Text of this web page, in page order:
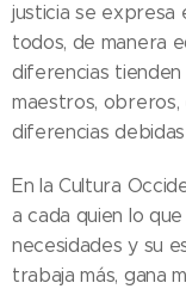
justicia se expresa
todos, de manera
diferencias tienden
maestros, obreros,
diferencias
En la Cultura
a cada quien lo
necesidades y su
trabaja más, gana